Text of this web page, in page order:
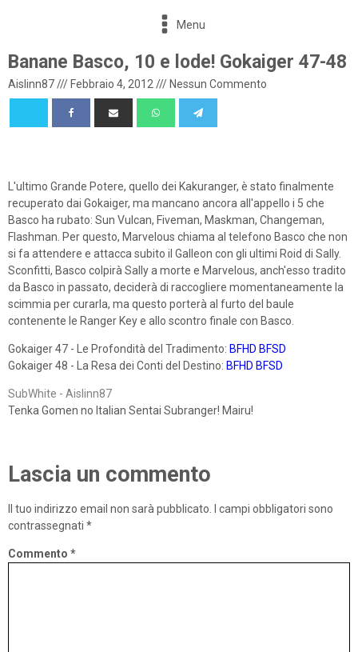
Menu
Banane Basco, 10 e lode! Gokaiger 47-48
Aislinn87/// Febbraio 4, 2012 /// Nessun Commento
L'ultimo Grande Potere, quello dei Kakuranger, è stato finalmente
recuperato dai Gokaiger, ma mancano ancora all'appello i 5 che
Basco ha rubato: Sun Vulcan, Fiveman, Maskman, Changeman,
Flashman. Per questo, Marvelous chiama al telefono Basco che non
si fa attendere e attacca subito il Galleon con gli ultimi Roid di Sally.
Sconfitti, Basco colpirà Sally a morte e Marvelous, anch'esso tradito
da Basco in passato, deciderà di raccogliere momentaneamente la
scimmia per curarla, ma questo porterà al furto del baule
contenente le Ranger Key e allo scontro finale con Basco.
Gokaiger 47 - Le Profondità del Tradimento: BFHD BFSD
Gokaiger 48 - La Resa dei Conti del Destino: BFHD BFSD
SubWhite - Aislinn87
Tenka Gomen no Italian Sentai Subranger! Mairu!
Lascia un commento
Il tuo indirizzo email non sarà pubblicato.
I campi obbligatori sono
contrassegnati *
Commento *